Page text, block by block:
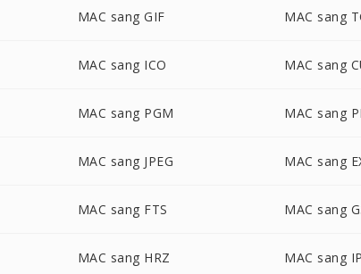
MAC sang GIF MAC sang
MAC sang ICO MAC sang
MAC sang PGM MAC sang
MAC sang JPEG MAC sang
MAC sang FTS MAC sang
MAC sang HRZ MAC sang